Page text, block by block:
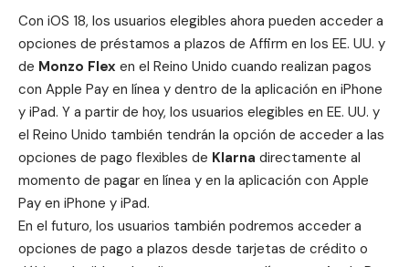
Con iOS 18, los usuarios elegibles ahora pueden acceder a
opciones de préstamos a plazos de Affirm en los EE. UU. y
de Monzo Flex en el Reino Unido cuando realizan pagos
con Apple Pay en línea y dentro de la aplicación en iPhone
y iPad. Y a partir de hoy, los usuarios elegibles en EE. UU. y
el Reino Unido también tendrán la opción de acceder a las
opciones de pago flexibles de Klarna directamente al
momento de pagar en línea y en la aplicación con Apple
Pay en iPhone y iPad.
En el futuro, los usuarios también podremos acceder a
opciones de pago a plazos desde tarjetas de crédito o